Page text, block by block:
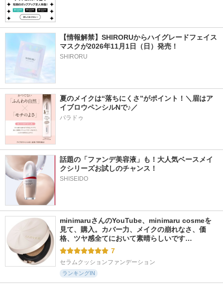
【情報解禁】SHIRORUからハイグレードフェイス
マスクが2026年11月1日（日）発売！
SHIRORU
夏のメイクは“落ちにくさ”がポイント！＼眉はア
イブロウペンシルNで♪／
パラドゥ
話題の「ファンデ美容液」も！大人気ベースメイ
クシリーズお試しのチャンス！
SHISEIDO
minimaruさんのYouTube、minimaru cosmeを
見て、購入。カバー力、メイクの崩れなさ、価
格、ツヤ感全てにおいて素晴らしいです…
7
セラムクッションファンデーション
ランキングIN